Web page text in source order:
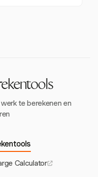
te berekenen en
Calculator